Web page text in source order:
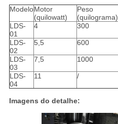
ModeloMotor
(quilowatt)
Peso
(quilograma)
LDS-
01
4 300
LDS-
02
5,5 600
LDS-
03
7,5 1000
LDS-
04
11 /
Imagens do detalhe: